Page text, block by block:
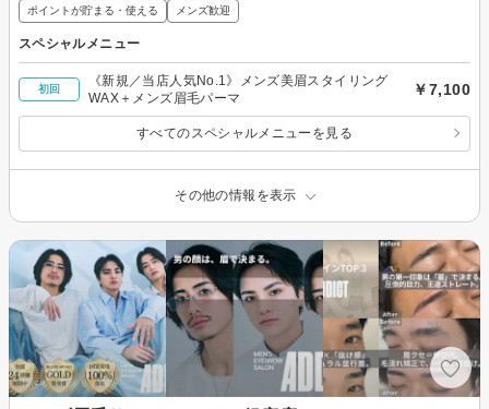
ポイントが貯まる・使える メンズ歓迎
スペシャルメニュー
初回
《新規／当店人気No.1》メンズ美眉スタイリング
WAX＋メンズ眉毛パーマ
￥7,100
すべてのスペシャルメニューを見る
その他の情報を表示